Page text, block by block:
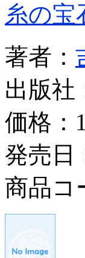
糸の宝
著者：
出版社
価格：
発売日
商品コ